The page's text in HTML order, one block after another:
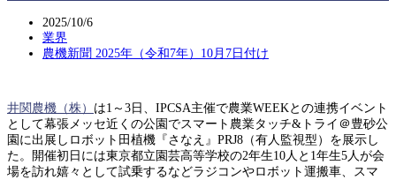
2025/10/6
業界
農機新聞 2025年（令和7年）10月7日付け
井関農機（株） は1～3日、IPCSA主催で農業WEEKとの連携イベント
として幕張メッセ近くの公園でスマート農業タッチ&トライ＠豊砂公
園に出展しロボット田植機『さなえ』PRJ8（有人監視型）を展示し
た。開催初日には東京都立園芸高等学校の2年生10人と1年生5人が会
場を訪れ嬉々として試乗するなどラジコンやロボット運搬車、スマ